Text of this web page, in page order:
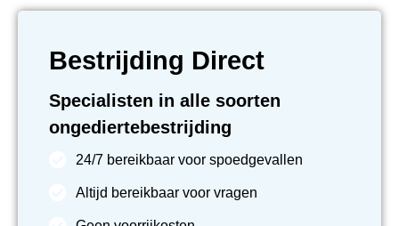
Bestrijding Direct
Specialisten in alle soorten
ongediertebestrijding
24/7 bereikbaar voor spoedgevallen
Altijd bereikbaar voor vragen